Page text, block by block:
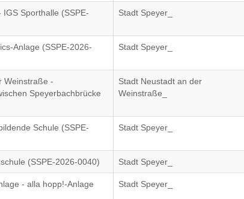
Sporthalle (SSPE-
Stadt Speyer_
Anlage (SSPE-2026-
Stadt Speyer_
Weinstraße -
Speyerbachbrücke
Stadt Neustadt an der
Weinstraße_
Schule (SSPE-
Stadt Speyer_
(SSPE-2026-0040) Stadt Speyer_
- alla hopp!-Anlage
Stadt Speyer_